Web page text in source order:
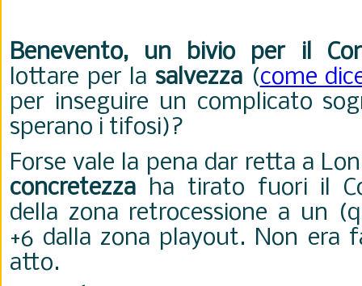
Benevento, un bivio per il
lottare per la salvezza(come
per inseguire un complicato
sperano i tifosi)?
Forse vale la pena dar retta a
concretezza ha tirato fuori il
della zona retrocessione a un
+6 dalla zona playout. Non era
atto.